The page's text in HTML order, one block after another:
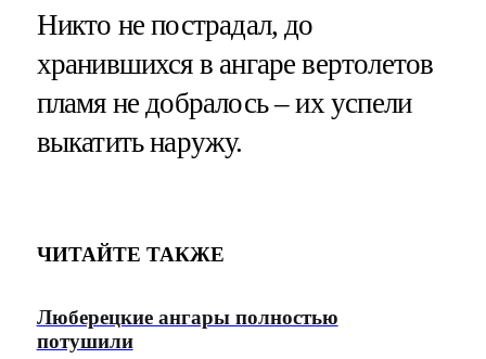
Никто не пострадал, до
хранившихся в ангаре вертолетов
пламя не добралось – их успели
выкатить наружу.
ЧИТАЙТЕ ТАКЖЕ
Люберецкие ангары полностью
потушили